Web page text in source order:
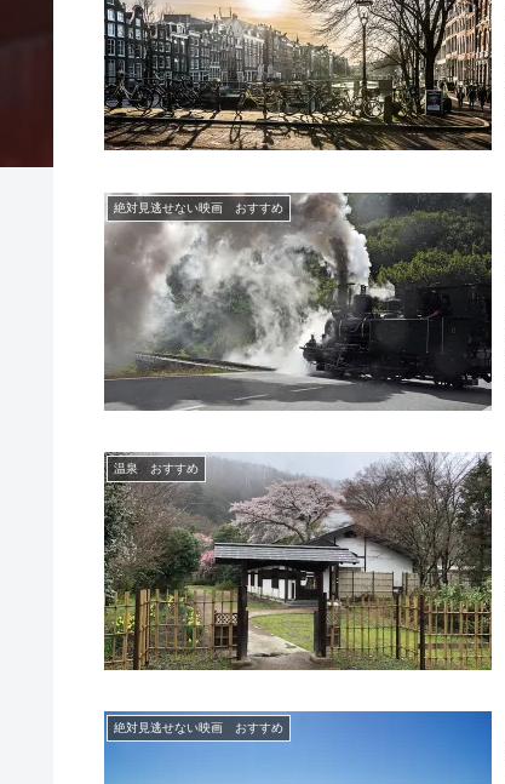
絶対見逃せない映画 おすすめ
温泉 おすすめ
絶対見逃せない映画 おすすめ